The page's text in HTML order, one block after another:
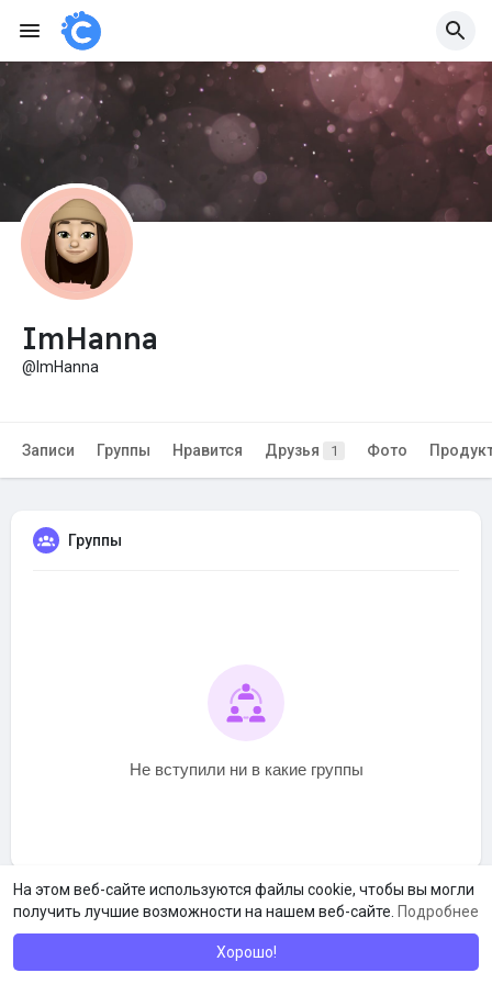
На этом веб-сайте используются файлы cookie, чтобы вы могли
получить лучшие возможности на нашем веб-сайте. Подробнее
Хорошо!
ImHanna
@ImHanna
Записи Группы Нравится Друзья 1 Фото
Группы
Не вступили ни в какие группы